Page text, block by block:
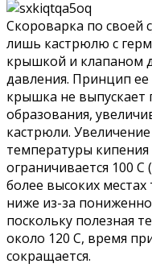
Скороварка по своей
лишь кастрюлю с
крышкой и клапаном
давления. Принцип
крышка не выпускает
образования,
кастрюли.
температуры
ограничивается 100
более высоких
ниже из-за
поскольку полезная
около 120 С, время
сокращается.